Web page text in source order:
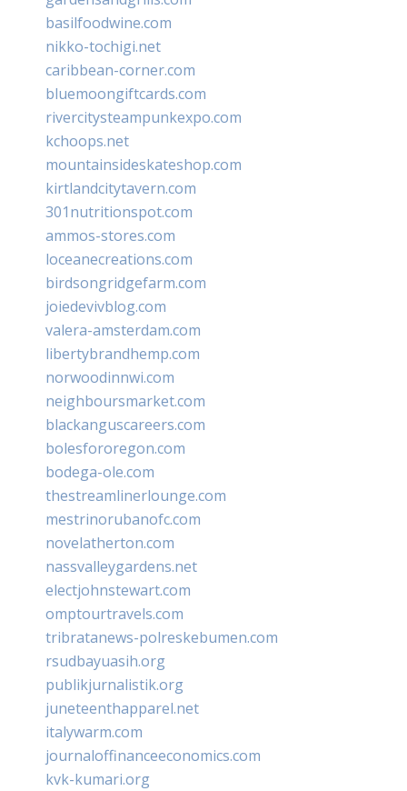
basilfoodwine.com
nikko-tochigi.net
caribbean-corner.com
bluemoongiftcards.com
rivercitysteampunkexpo.com
kchoops.net
mountainsideskateshop.com
kirtlandcitytavern.com
301nutritionspot.com
ammos-stores.com
loceanecreations.com
birdsongridgefarm.com
joiedevivblog.com
valera-amsterdam.com
libertybrandhemp.com
norwoodinnwi.com
neighboursmarket.com
blackanguscareers.com
bolesfororegon.com
bodega-ole.com
thestreamlinerlounge.com
mestrinorubanofc.com
novelatherton.com
nassvalleygardens.net
electjohnstewart.com
omptourtravels.com
tribratanews-polreskebumen.com
rsudbayuasih.org
publikjurnalistik.org
juneteenthapparel.net
italywarm.com
journaloffinanceeconomics.com
kvk-kumari.org